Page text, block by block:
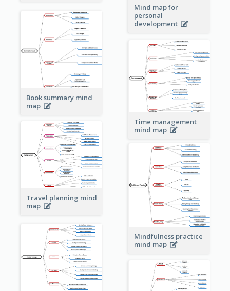
Mind map for
personal
development
Book summary mind
map
Time management
mind map
Travel planning mind
map
Mindfulness practice
mind map